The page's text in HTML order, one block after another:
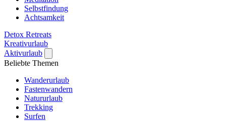
Selbstfindung
Achtsamkeit
Detox Retreats
Kreativurlaub
Aktivurlaub
Beliebte Themen
Wanderurlaub
Fastenwandern
Natururlaub
Trekking
Surfen